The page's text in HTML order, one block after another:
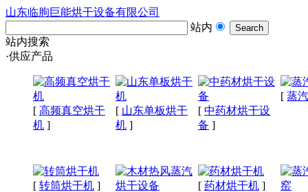
山东临朐巨能烘干设备有限公司
站内
站内搜索
·供应产品
[ 高频真空烘干
机 ]
[ 山东单板烘干
机 ]
[ 中药材烘干设
备 ]
[ 蒸
[ 转筒烘干机 ]
[ 药材烘干机 ]